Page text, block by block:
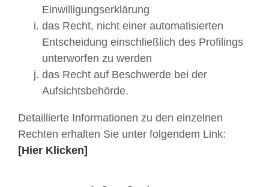
Einwilligungserklärung
das Recht, nicht einer automatisierten
Entscheidung einschließlich des Profilings
unterworfen zu werden
das Recht auf Beschwerde bei der
Aufsichtsbehörde.
Detaillierte Informationen zu den einzelnen
Rechten erhalten Sie unter folgendem Link:
[Hier Klicken]